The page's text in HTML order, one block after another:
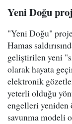
Yeni Doğu
"Yeni Doğu"
Hamas
geliştirilen yeni
olarak hayata
elektronik
yeterli olduğu
engelleri yeniden
savunma modeli